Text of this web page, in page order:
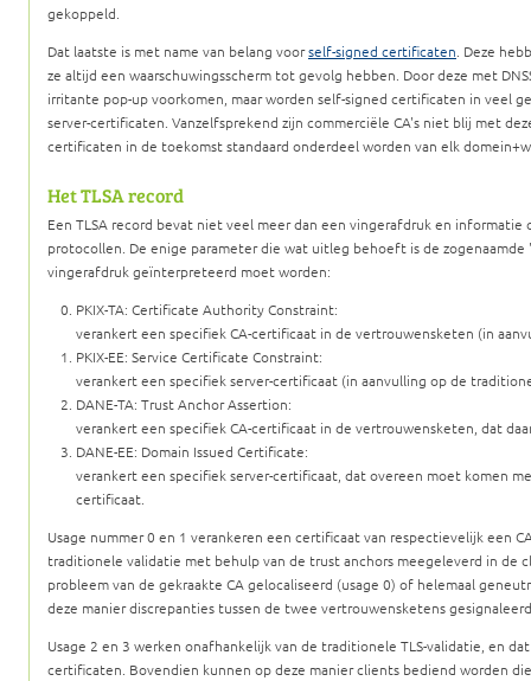
gekoppeld.
Dat laatste is met name van belang voorself-signed certificaten . Deze
ze altijd een waarschuwingsscherm tot gevolg hebben. Door deze met
irritante pop-up voorkomen, maar worden self-signed certificaten in veel
server-certificaten. Vanzelfsprekend zijn commerciële CA's niet blij met
certificaten in de toekomst standaard onderdeel worden van elk
Het TLSA record
Een TLSA record bevat niet veel meer dan een vingerafdruk en
protocollen. De enige parameter die wat uitleg behoeft is de
vingerafdruk geïnterpreteerd moet worden:
PKIX-TA: Certificate Authority Constraint:
verankert een specifiek CA-certificaat in de vertrouwensketen (in
PKIX-EE: Service Certificate Constraint:
verankert een specifiek server-certificaat (in aanvulling op de
DANE-TA: Trust Anchor Assertion:
verankert een specifiek CA-certificaat in de vertrouwensketen, dat
DANE-EE: Domain Issued Certificate:
verankert een specifiek server-certificaat, dat overeen moet komen
certificaat.
Usage nummer 0 en 1 verankeren een certificaat van respectievelijk een
traditionele validatie met behulp van de trust anchors meegeleverd in de
probleem van de gekraakte CA gelocaliseerd (usage 0) of helemaal
deze manier discrepanties tussen de twee vertrouwensketens
Usage 2 en 3 werken onafhankelijk van de traditionele TLS-validatie, en
certificaten. Bovendien kunnen op deze manier clients bediend worden